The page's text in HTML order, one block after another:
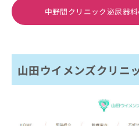
中野間クリニック泌尿器
山田ウイメンズクリニ